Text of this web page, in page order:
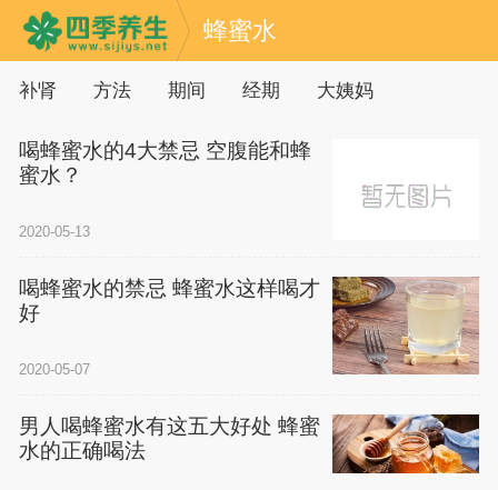
蜂蜜水
补肾 方法 期间 经期 大姨妈
喝蜂蜜水的4大禁忌 空腹能和蜂
蜜水？
2020-05-13
喝蜂蜜水的禁忌 蜂蜜水这样喝才
好
2020-05-07
男人喝蜂蜜水有这五大好处 蜂蜜
水的正确喝法